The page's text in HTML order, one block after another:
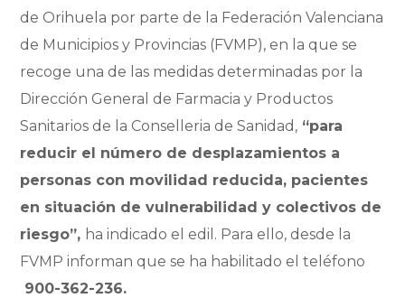
de Orihuela por parte de la Federación Valenciana
de Municipios y Provincias (FVMP), en la que se
recoge una de las medidas determinadas por la
Dirección General de Farmacia y Productos
Sanitarios de la Conselleria de Sanidad, “para
reducir el número de desplazamientos a
personas con movilidad reducida, pacientes
en situación de vulnerabilidad y colectivos de
riesgo”, ha indicado el edil. Para ello, desde la
FVMP informan que se ha habilitado el teléfono
900-362-236.